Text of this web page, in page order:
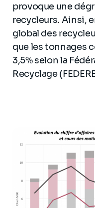
provoque une
recycleurs. Ainsi,
global des
que les tonnages
3,5% selon la
Recyclage